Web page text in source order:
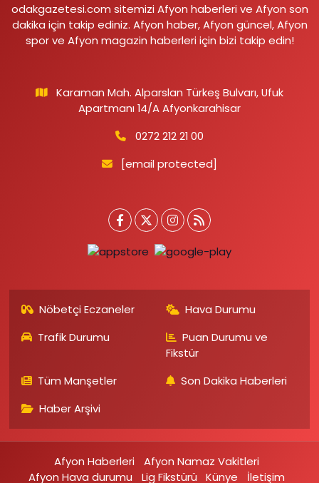
odakgazetesi.com sitemizi Afyon haberleri ve Afyon son
dakika için takip ediniz. Afyon haber, Afyon güncel, Afyon
spor ve Afyon magazin haberleri için bizi takip edin!
Karaman Mah. Alparslan Türkeş Bulvarı, Ufuk
Apartmanı 14/A Afyonkarahisar
0272 212 21 00
[email protected]
Nöbetçi Eczaneler
Hava Durumu
Trafik Durumu
Puan Durumu ve
Fikstür
Tüm Manşetler
Son Dakika Haberleri
Haber Arşivi
Afyon Haberleri
Afyon Namaz Vakitleri
Afyon Hava durumu
Lig Fikstürü Künye İletişim